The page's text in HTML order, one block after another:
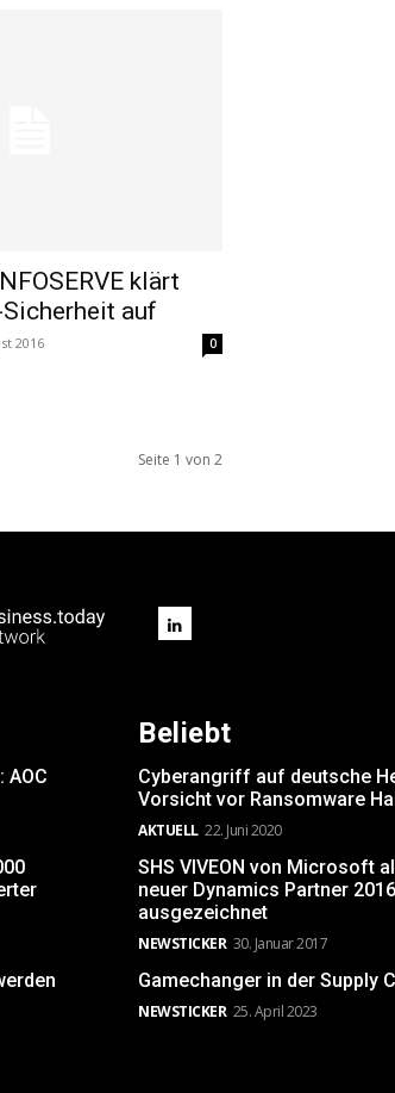
klärt
auf
2016 0
Seite 1 von 2
Beliebt
Cyberangriff auf deutsche
Vorsicht vor Ransomware
AKTUELL 22. Juni 2020
SHS VIVEON von Microsoft
neuer Dynamics Partner 2016
ausgezeichnet
NEWSTICKER 30. Januar 2017
Gamechanger in der Supply
NEWSTICKER 25. April 2023